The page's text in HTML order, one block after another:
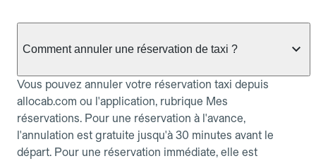
Comment annuler une réservation de taxi ?
Vous pouvez annuler votre réservation taxi depuis
allocab.com ou l'application, rubrique Mes
réservations. Pour une réservation à l'avance,
l'annulation est gratuite jusqu'à 30 minutes avant le
départ. Pour une réservation immédiate, elle est